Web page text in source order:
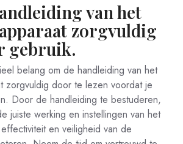
van het
zorgvuldig
gebruik.
belang om de handleiding van het
zorgvuldig door te lezen voordat je
Door de handleiding te bestuderen,
juiste werking en instellingen van het
en veiligheid van de